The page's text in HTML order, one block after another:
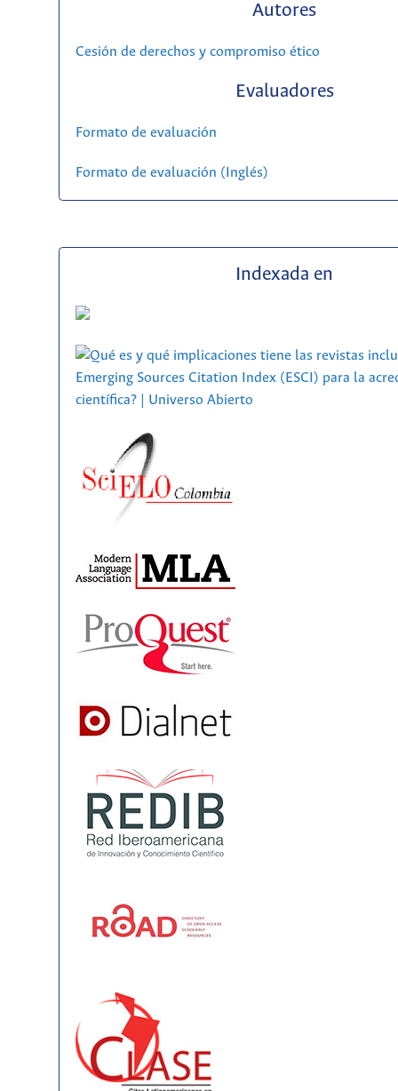
Autores
Cesión de derechos y compromiso ético
Evaluadores
Formato de evaluación
Formato de evaluación (Inglés)
Indexada en